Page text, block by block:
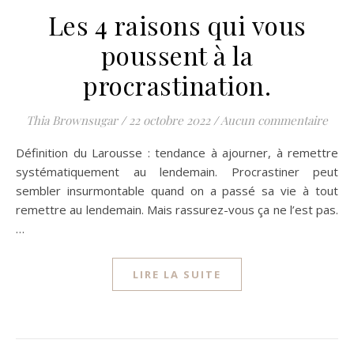
Les 4 raisons qui vous
poussent à la
procrastination.
Thia Brownsugar / 22 octobre 2022 /Aucun commentaire
Définition du Larousse : tendance à ajourner, à remettre
systématiquement au lendemain. Procrastiner peut
sembler insurmontable quand on a passé sa vie à tout
remettre au lendemain. Mais rassurez-vous ça ne l’est pas.
…
LIRE LA SUITE